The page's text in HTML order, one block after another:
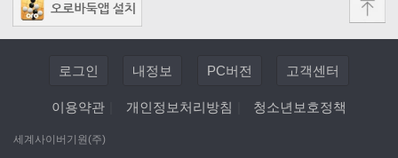
로그인 내정보 PC버전 고객센터
이용약관 개인정보처리방침 청소년보호정책
세계사이버기원(주)